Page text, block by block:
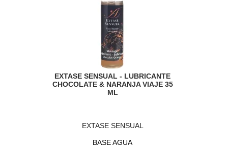
EXTASE SENSUAL - LUBRICANTE
CHOCOLATE & NARANJA VIAJE 35
ML
EXTASE SENSUAL
BASE AGUA